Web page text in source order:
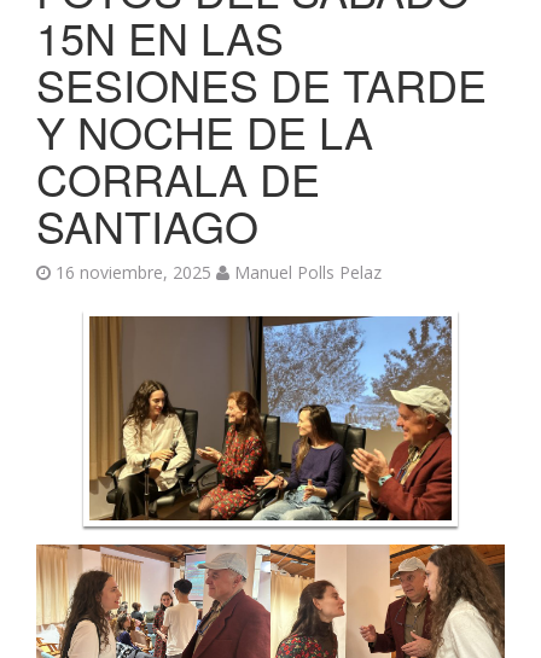
15N EN LAS
SESIONES DE TARDE
Y NOCHE DE LA
CORRALA DE
SANTIAGO
16 noviembre, 2025 Manuel Polls Pelaz